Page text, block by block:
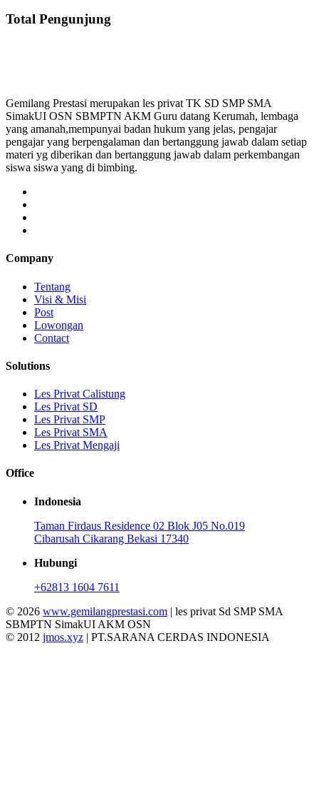
Total Pengunjung
Gemilang Prestasi merupakan les privat TK SD SMP SMA
SimakUI OSN SBMPTN AKM Guru datang Kerumah, lembaga
yang amanah,mempunyai badan hukum yang jelas, pengajar
pengajar yang berpengalaman dan bertanggung jawab dalam setiap
materi yg diberikan dan bertanggung jawab dalam perkembangan
siswa siswa yang di bimbing.
Company
Tentang
Visi & Misi
Post
Lowongan
Contact
Solutions
Les Privat Calistung
Les Privat SD
Les Privat SMP
Les Privat SMA
Les Privat Mengaji
Office
Indonesia
Taman Firdaus Residence 02 Blok J05 No.019
Cibarusah Cikarang Bekasi 17340
Hubungi
+62813 1604 7611
© 2026 www.gemilangprestasi.com | les privat Sd SMP SMA
SBMPTN SimakUI AKM OSN
© 2012 jmos.xyz | PT.SARANA CERDAS INDONESIA